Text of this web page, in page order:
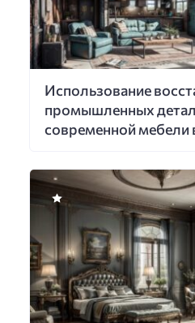
Использование
промышленных
современной мебели